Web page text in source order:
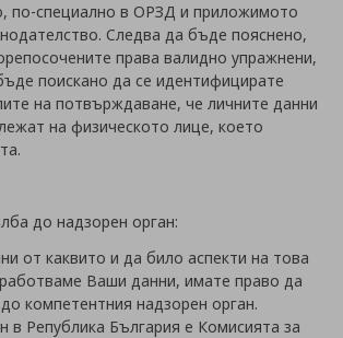
по-специално в ОРЗД и приложимото
Следва да бъде пояснено,
права валидно упражнени,
поискано да се идентифицирате
на потвърждаване, че личните данни
на физическото лице, което
до надзорен орган:
от каквито и да било аспекти на това
Ваши данни, имате право да
компетентния надзорен орган.
в Република България е Комисията за